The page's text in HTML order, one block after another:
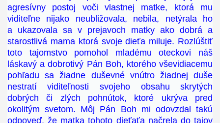
agresívny postoj voči vlastnej matke, ktorá mu
viditeľne nijako neubližovala, nebila, netýrala ho
a ukazovala sa v prejavoch matky ako dobrá a
starostlivá mama ktorá svoje dieťa miluje. Rozlúštiť
toto tajomstvo pomohol mladému oteckovi náš
láskavý a dobrotivý Pán Boh, ktorého vševidiacemu
pohľadu sa žiadne duševné vnútro žiadnej duše
nestratí viditeľnosti svojeho obsahu skrytých
dobrých či zlých pohnútok, ktoré ukrýva pred
okolitým svetom. Môj Pán Boh mi odovzdal takú
odpoveď, že matka tohoto dieťaťa načrela do tajov